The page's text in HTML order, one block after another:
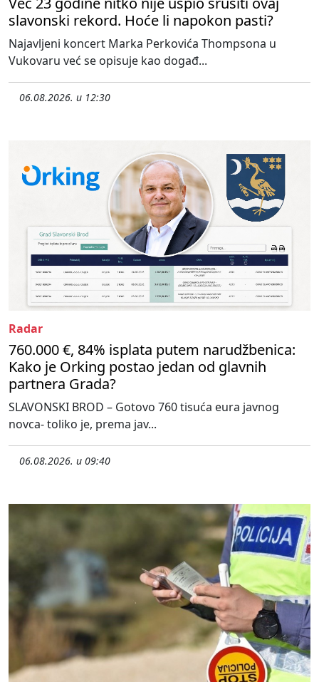
slavonski rekord. Hoće li napokon pasti?
Najavljeni koncert Marka Perkovića Thompsona u
Vukovaru već se opisuje kao događ...
06.08.2026. u 12:30
Radar
760.000 €, 84% isplata putem narudžbenica:
Kako je Orking postao jedan od glavnih
partnera Grada?
SLAVONSKI BROD – Gotovo 760 tisuća eura javnog
novca- toliko je, prema jav...
06.08.2026. u 09:40